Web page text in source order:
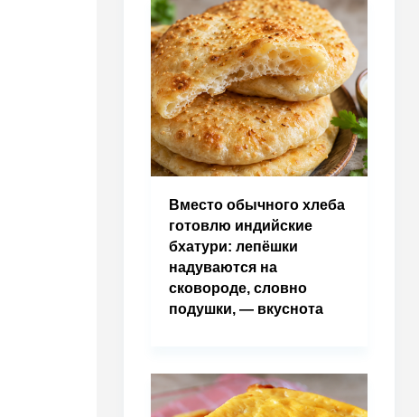
Вместо обычного хлеба
готовлю индийские
бхатури: лепёшки
надуваются на
сковороде, словно
подушки, — вкуснота